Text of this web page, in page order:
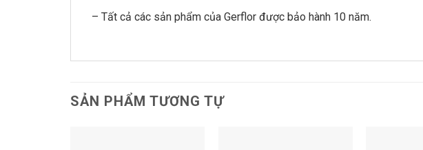
– Tất cả các sản phẩm của Gerflor được bảo hành 10 năm.
SẢN PHẨM TƯƠNG TỰ